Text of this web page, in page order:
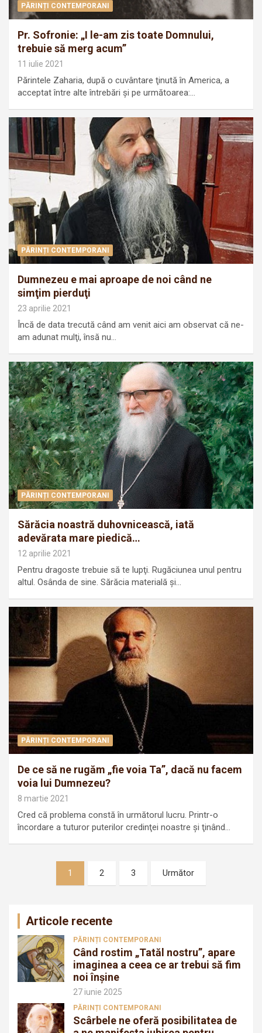
PĂRINȚI CONTEMPORANI
Pr. Sofronie: „I le-am zis toate Dom­nului,
trebuie să merg acum”
11 iulie 2021
Părintele Zaharia, după o cuvântare ţinută în America, a
acceptat între al­te întrebări şi pe următoarea:…
PĂRINȚI CONTEMPORANI
Dumnezeu e mai aproape de noi când ne
simţim pierduţi
23 aprilie 2021
Încă de data trecută când am venit aici am observat că ne-
am adunat mulţi, însă nu…
PĂRINȚI CONTEMPORANI
Sărăcia noastră duhovnicească, iată
adevărata mare piedică…
12 aprilie 2021
Pentru dragoste trebuie să te lupţi. Rugăciunea unul pentru
altul. Osânda de sine. Sărăcia materială şi…
PĂRINȚI CONTEMPORANI
De ce să ne rugăm „fie voia Ta”, dacă nu facem
voia lui Dumnezeu?
8 martie 2021
Cred că problema constă în următorul lucru. Printr-o
încordare a tuturor puterilor credinţei noastre şi ţinând…
1 2 3 Următor
Articole recente
PĂRINȚI CONTEMPORANI
Când rostim „Tatăl nostru”, apare
imaginea a ceea ce ar trebui să fim
noi înșine
27 iunie 2025
PĂRINȚI CONTEMPORANI
Scârbele ne oferă posibilitatea de